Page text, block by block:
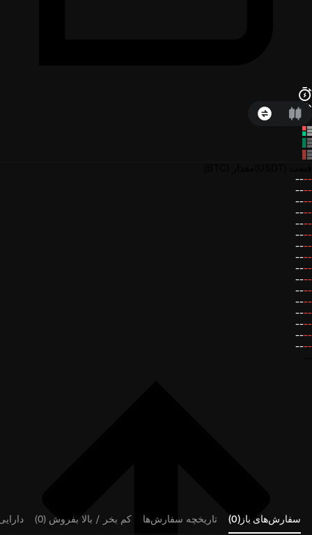
--
--
--
--
--
--
--
--
--
--
--
--
--
--
--
--
--
--
--
--
--
--
--
--
--
--
--
--
--
--
--
--
سفارش‌های باز(0) تاریخچه سفارش‌ها کم بخر / بالا بفروش (0)